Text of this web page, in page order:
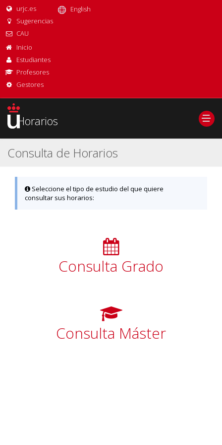
urjc.es
Sugerencias
CAU
Inicio
Estudiantes
Profesores
Gestores
Horarios
Consulta de Horarios
Seleccione el tipo de estudio del que quiere
consultar sus horarios:
Consulta Grado
Consulta Máster